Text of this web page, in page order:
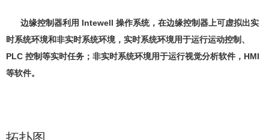
边缘控制器利用 Intewell 操作系统，在边缘控制器上可虚拟出实
时系统环境和非实时系统环境，实时系统环境用于运行运动控制、
PLC 控制等实时任务；非实时系统环境用于运行视觉分析软件，HMI
等软件。